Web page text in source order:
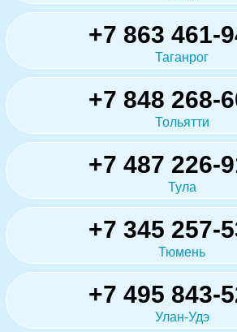
+7 863 461-
Таганрог
+7 848 268-
Тольятти
+7 487 226-
Тула
+7 345 257-
Тюмень
+7 495 843-
Улан-Удэ